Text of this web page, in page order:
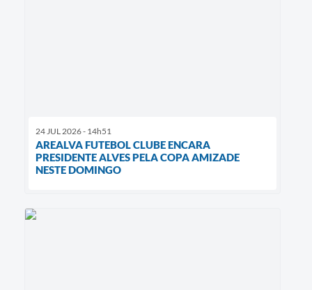
24 JUL 2026 - 14h51
AREALVA FUTEBOL CLUBE ENCARA
PRESIDENTE ALVES PELA COPA AMIZADE
NESTE DOMINGO